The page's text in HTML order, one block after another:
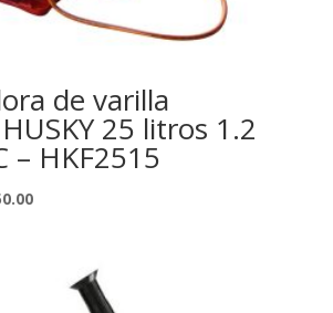
de varilla
25 litros 1.2
– HKF2515
Current
$2,250.00.